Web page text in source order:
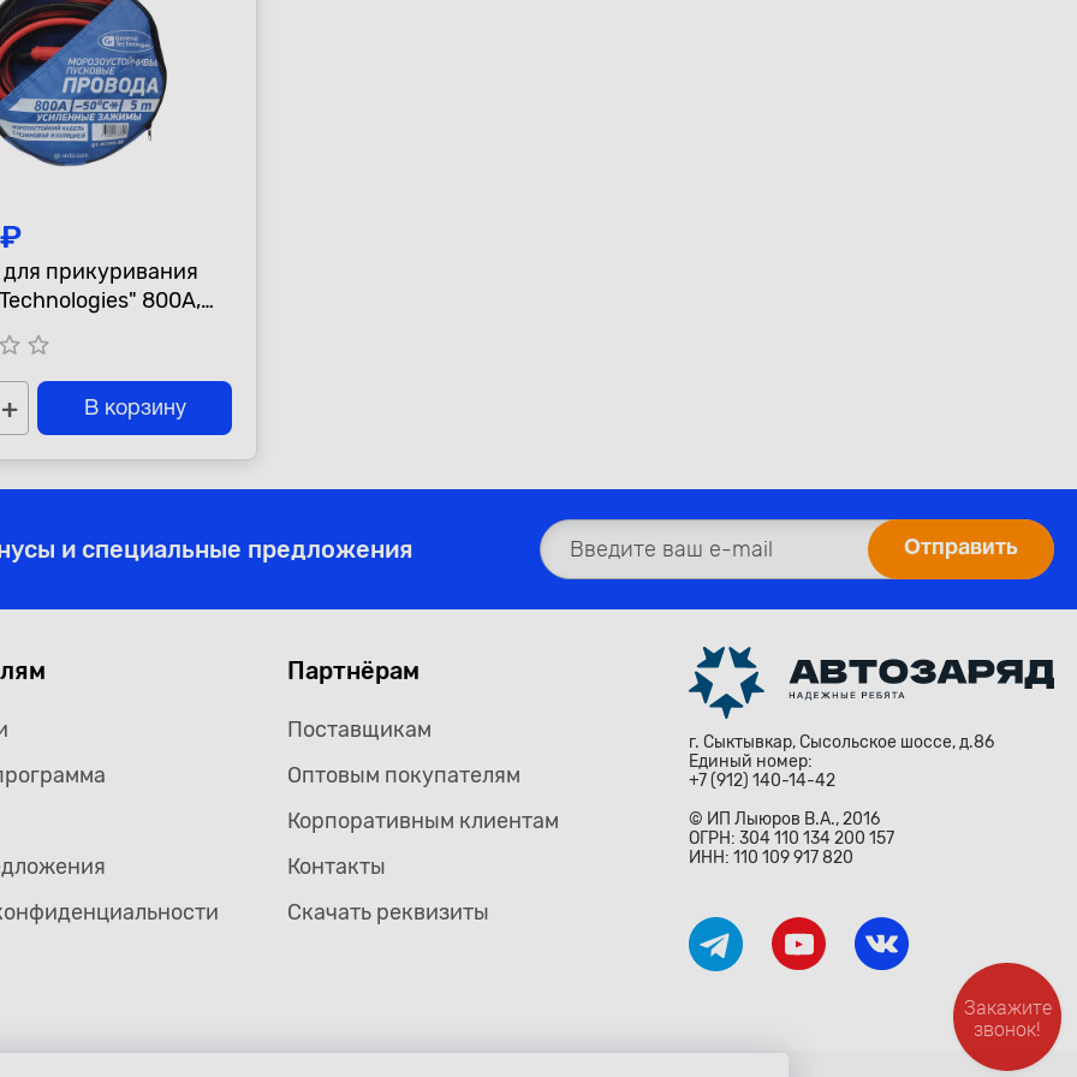
прикуривания
800А,
star_border star_border
+ В корзину
и специальные предложения
Партнёрам
Поставщикам
Оптовым покупателям
Корпоративным клиентам
Контакты
Скачать реквизиты
г. Сыктывкар, Сысольское шоссе, д.86
Единый номер:
+7 (912) 140-14-42
© ИП Лыюров В.А., 2016
ОГРН: 304 110 134 200 157
ИНН: 110 109 917 820
Закажите
звонок!